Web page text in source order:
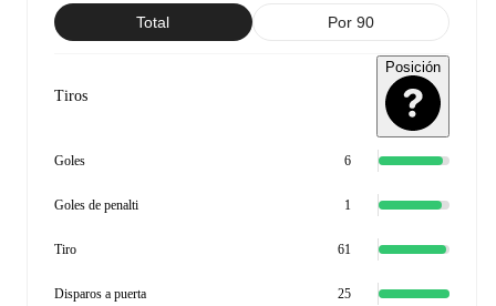
Total Por 90
Tiros
Posición
Goles 6
Goles de penalti 1
Tiro 61
Disparos a puerta 25